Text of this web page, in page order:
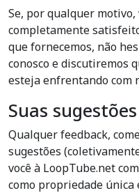
Se, por qualquer
completamente
que fornecemos, não
conosco e discutiremos
esteja enfrentando com
Suas sugestões
Qualquer feedback,
sugestões
você à LoopTube.net
como propriedade única